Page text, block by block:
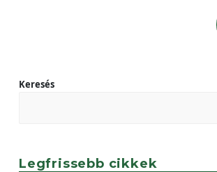
Keresés
Legfrissebb cikkek